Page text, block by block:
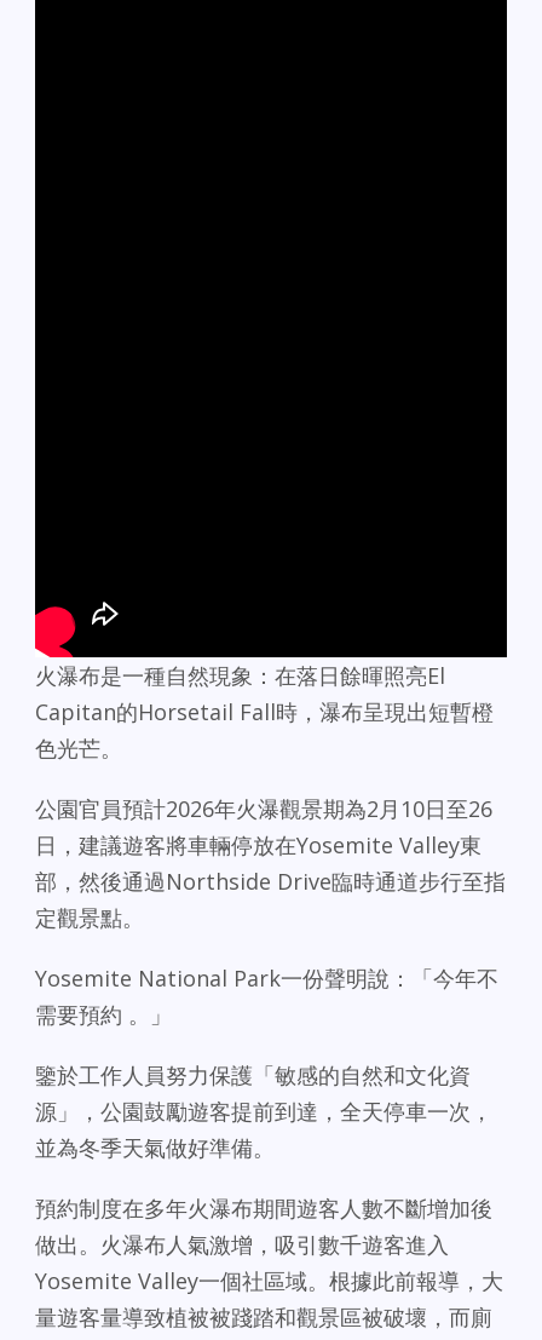
火瀑布是一種自然現象：在落日餘暉照亮El
Capitan的Horsetail Fall時，瀑布呈現出短暫橙
色光芒。
公園官員預計2026年火瀑觀景期為2月10日至26
日，建議遊客將車輛停放在Yosemite Valley東
部，然後通過Northside Drive臨時通道步行至指
定觀景點。
Yosemite National Park一份聲明說：「今年不
需要預約 。」
鑒於工作人員努力保護「敏感的自然和文化資
源」，公園鼓勵遊客提前到達，全天停車一次，
並為冬季天氣做好準備。
預約制度在多年火瀑布期間遊客人數不斷增加後
做出。火瀑布人氣激增，吸引數千遊客進入
Yosemite Valley一個社區域。根據此前報導，大
量遊客量導致植被被踐踏和觀景區被破壞，而廁